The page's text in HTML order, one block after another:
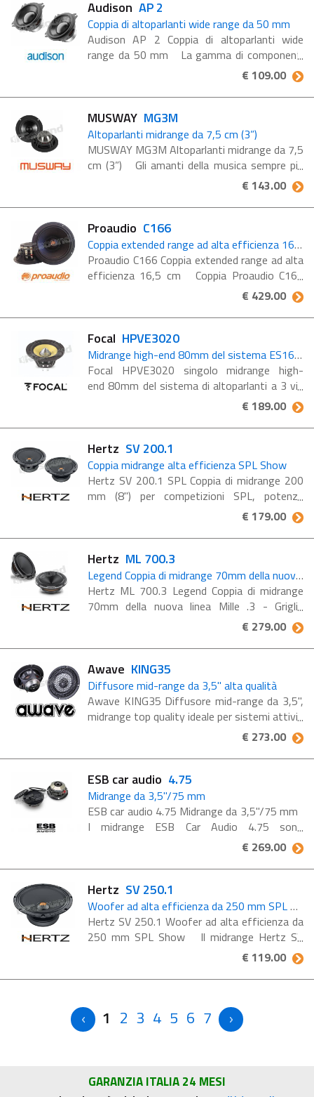
Audison AP 2
Coppia di altoparlanti wide range da 50 mm
Audison AP 2 Coppia di altoparlanti wide
range da 50 mm La gamma di componenti
Prima si espande con l'introduzione della
nuova ampia gamma AP 2, una soluzione
innovativa alla perfezione ...
€ 109.00
MUSWAY MG3M
Altoparlanti midrange da 7,5 cm (3”)
MUSWAY MG3M Altoparlanti midrange da 7,5
cm (3”) Gli amanti della musica sempre più
esigenti scelgono i prodotti Musway. Gli
amplificatori in particolare, con o senza DSP
integrato, ...
€ 143.00
Proaudio C166
Coppia extended range ad alta efficienza 16,5 cm
Proaudio C166 Coppia extended range ad alta
efficienza 16,5 cm Coppia Proaudio C166
midrange extended range dalle prestazioni
eccellenti in tutte le situazioni. Sempre
stabile, potente e dettagliato. ...
€ 429.00
Focal HPVE3020
Midrange high-end 80mm del sistema ES165KX3 EVO
Focal HPVE3020 singolo midrange high-
end 80mm del sistema di altoparlanti a 3 vie
Focal ES165KX3 EVO, offre un'eccellente
linearità e un'ottima definizione su tutta la
gamma Altoparlante ...
€ 189.00
Hertz SV 200.1
Coppia midrange alta efficienza SPL Show
Hertz SV 200.1 SPL Coppia di midrange 200
mm (8") per competizioni SPL, potenza
massima 500 W, impedenza 4 Ohm I
midrange SV 200.1 sono dotati di una
struttura molto solida e robusta, ...
€ 179.00
Hertz ML 700.3
Legend Coppia di midrange 70mm della nuova linea Mille .3
Hertz ML 700.3 Legend Coppia di midrange
70mm della nuova linea Mille .3 - Griglie
incluse. Il profilo esponenziale senza para
polvere del V-cone® garantisce una migliore
dispersione: ...
€ 279.00
Awave KING35
Diffusore mid-range da 3,5" alta qualità
Awave KING35 Diffusore mid-range da 3,5",
midrange top quality ideale per sistemi attivi
La serie KING è stata progettata senza
considerare alcun tipo di limite economico, ...
€ 273.00
ESB car audio 4.75
Midrange da 3,5"/75 mm
ESB car audio 4.75 Midrange da 3,5"/75 mm
I midrange ESB Car Audio 4.75 sono
progettati per offrire prestazioni audio di
alto livello, integrando materiali premium e
tecnologie avanzate ...
€ 269.00
Hertz SV 250.1
Woofer ad alta efficienza da 250 mm SPL Show
Hertz SV 250.1 Woofer ad alta efficienza da
250 mm SPL Show Il midrange Hertz SV
250.1 è la soluzione più versatile per le
installazioni dedicate all’SPL. Come i sub SX, ...
€ 119.00
1 2 3 4 5 6 7
GARANZIA ITALIA 24 MESI